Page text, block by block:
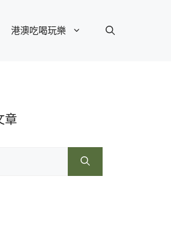
港澳吃喝玩樂
章